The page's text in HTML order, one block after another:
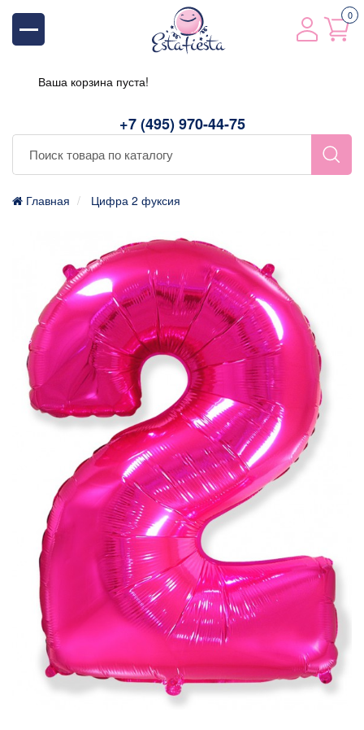
+7 (495) 970-44-75
0
Ваша корзина пуста!
Главная Цифра 2 фуксия